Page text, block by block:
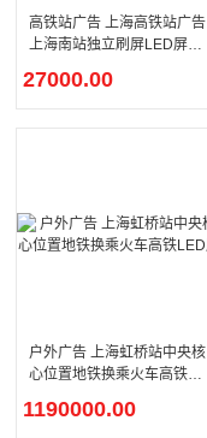
高铁站广告 上海高铁站广告
上海南站独立刷屏LED屏幕
27000.00
户外广告 上海虹桥站中央核
心位置地铁换乘火车高铁LE
1190000.00